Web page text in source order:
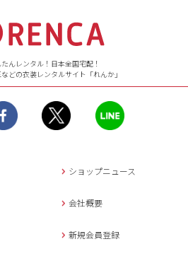
】
んレンタル！日本全国宅配！
どの衣装レンタルサイト「れんか」
ショップニュース
会社概要
新規会員登録